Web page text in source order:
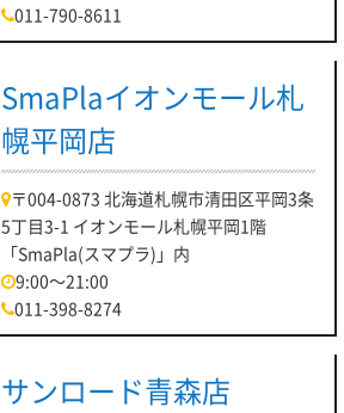
011-790-8611
SmaPlaイオンモール札
幌平岡店
〒004-0873 北海道札幌市清田区平岡3条
5丁目3-1 イオンモール札幌平岡1階
「SmaPla(スマプラ)」内
9:00～21:00
011-398-8274
サンロード青森店